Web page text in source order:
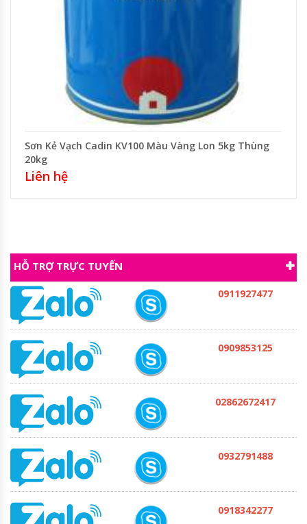
Sơn Kẻ Vạch Cadin KV100 Màu Vàng Lon 5kg Thùng
20kg
Liên hệ
HỖ TRỢ TRỰC TUYẾN
0911927477
0909853125
02862672417
0932791488
0918342277